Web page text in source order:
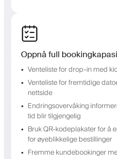
Oppnå full
Venteliste for drop-in med
Venteliste for fremtidige
nettside
Endringsovervåking
tid blir tilgjengelig
Bruk QR-kodeplakater for å
for øyeblikkelige bestillinger
Fremme kundebookinger